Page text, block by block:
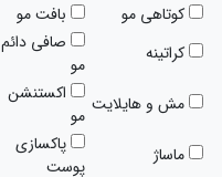
کوتاهی مو
بافت مو
کراتینه
صافی دائم
مو
مش و هایلایت
اکستنشن
مو
ماساژ
پاکسازی
پوست